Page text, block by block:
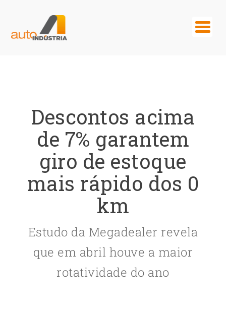
Descontos acima
de 7% garantem
giro de estoque
mais rápido dos 0
km
Estudo da Megadealer revela
que em abril houve a maior
rotatividade do ano